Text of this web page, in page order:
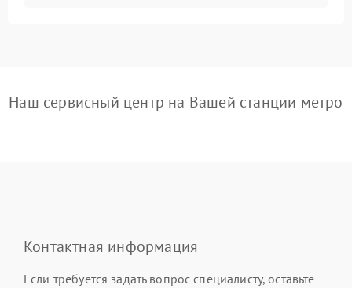
Наш сервисный центр на Вашей станции метро
Контактная информация
Если требуется задать вопрос специалисту, оставьте